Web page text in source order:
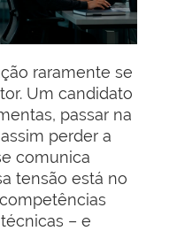
raramente se
Um candidato
passar na
perder a
comunica
tensão está no
– e